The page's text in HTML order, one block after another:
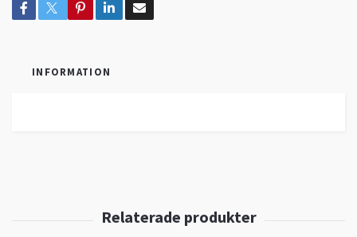
INFORMATION